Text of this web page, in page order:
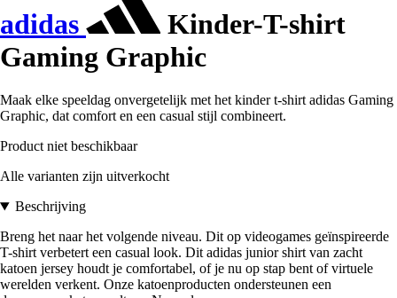
adidas
Kinder-T-shirt
Gaming Graphic
Maak elke speeldag onvergetelijk met het kinder t-shirt adidas Gaming
Graphic, dat comfort en een casual stijl combineert.
Product niet beschikbaar
Alle varianten zijn uitverkocht
Beschrijving
Breng het naar het volgende niveau. Dit op videogames geïnspireerde
T-shirt verbetert een casual look. Dit adidas junior shirt van zacht
katoen jersey houdt je comfortabel, of je nu op stap bent of virtuele
werelden verkent. Onze katoenproducten ondersteunen een